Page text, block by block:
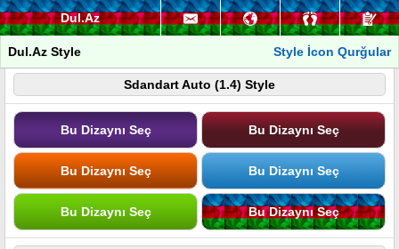
Dul.Az
Dul.Az Style Style İcon Qurğular
Sdandart Auto (1.4) Style
Bu Dizaynı Seç Bu Dizaynı Seç
Bu Dizaynı Seç Bu Dizaynı Seç
Bu Dizaynı Seç Bu Dizaynı Seç